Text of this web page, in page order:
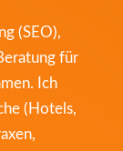
(SEO),
für
Ich
(Hotels,